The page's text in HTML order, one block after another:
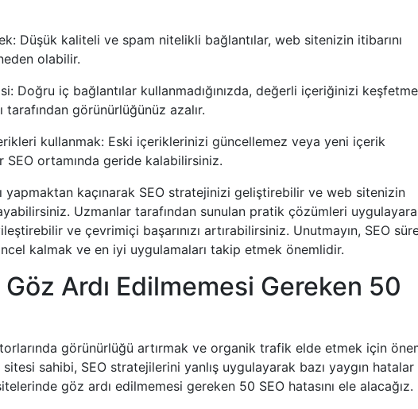
Düşük kaliteli ve spam nitelikli bağlantılar, web sitenizin itibarını
olabilir.
Doğru iç bağlantılar kullanmadığınızda, değerli içeriğinizi
görünürlüğünüz azalır.
kullanmak: Eski içeriklerinizi güncellemez veya yeni içerik
ortamında geride kalabilirsiniz.
yapmaktan kaçınarak SEO stratejinizi geliştirebilir ve web sitenizin
Uzmanlar tarafından sunulan pratik çözümleri
ve çevrimiçi başarınızı artırabilirsiniz. Unutmayın, SEO
kalmak ve en iyi uygulamaları takip etmek önemlidir.
Ardı Edilmemesi Gereken 50
görünürlüğü artırmak ve organik trafik elde etmek için
sahibi, SEO stratejilerini yanlış uygulayarak bazı yaygın hatalar
göz ardı edilmemesi gereken 50 SEO hatasını ele alacağız.